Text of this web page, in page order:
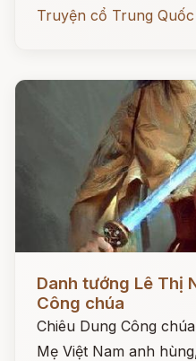
Truyện cổ Trung Quốc
Danh tướng Lê Thị
Công chúa
Chiêu Dung Công
Mẹ Việt Nam anh